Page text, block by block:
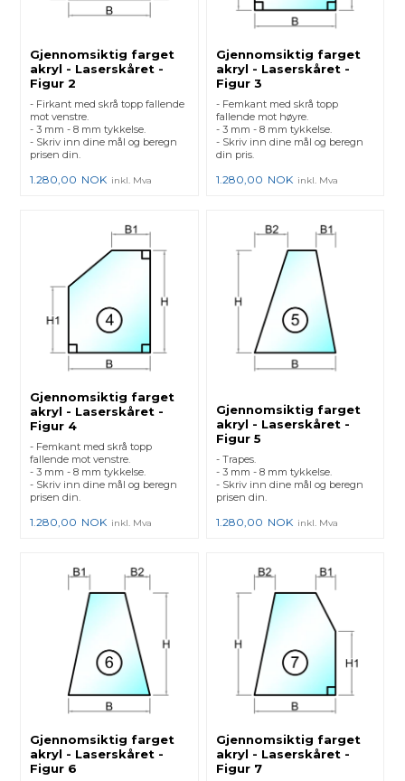
Gjennomsiktig farget
akryl - Laserskåret -
Figur 2
- Firkant med skrå topp fallende
mot venstre.
- 3 mm - 8 mm tykkelse.
- Skriv inn dine mål og beregn
prisen din.
1.280,00 NOK inkl. Mva
Gjennomsiktig farget
akryl - Laserskåret -
Figur 3
- Femkant med skrå topp
fallende mot høyre.
- 3 mm - 8 mm tykkelse.
- Skriv inn dine mål og beregn
din pris.
1.280,00 NOK inkl. Mva
Gjennomsiktig farget
akryl - Laserskåret -
Figur 4
- Femkant med skrå topp
fallende mot venstre.
- 3 mm - 8 mm tykkelse.
- Skriv inn dine mål og beregn
prisen din.
1.280,00 NOK inkl. Mva
Gjennomsiktig farget
akryl - Laserskåret -
Figur 5
- Trapes.
- 3 mm - 8 mm tykkelse.
- Skriv inn dine mål og beregn
prisen din.
1.280,00 NOK inkl. Mva
Gjennomsiktig farget
akryl - Laserskåret -
Figur 6
Gjennomsiktig farget
akryl - Laserskåret -
Figur 7